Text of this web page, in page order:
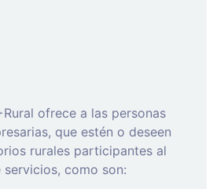
ofrece a las personas
que estén o deseen
rurales participantes al
como son: